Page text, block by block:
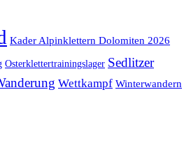
Kader Alpinklettern Dolomiten 2026
Osterklettertrainingslager Sedlitzer
Wettkampf Winterwandern